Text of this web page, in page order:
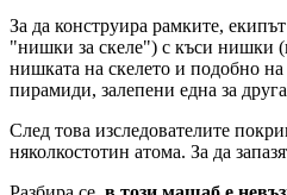
За да конструира рамките,
"нишки за скеле") с къси нишки
нишката на скелето и подобно
пирамиди, залепени една за
След това изследователите
няколкостотин атома. За да